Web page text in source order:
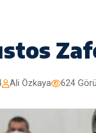
Ali Özkaya 624